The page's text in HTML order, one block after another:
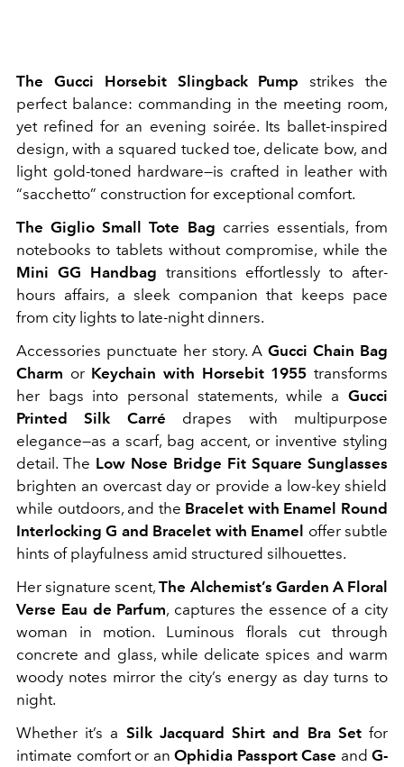
The Gucci Horsebit Slingback Pump strikes the
perfect balance: commanding in the meeting room,
yet refined for an evening soirée. Its ballet-inspired
design, with a squared tucked toe, delicate bow, and
light gold-toned hardware—is crafted in leather with
“sacchetto” construction for exceptional comfort.
The Giglio Small Tote Bag carries essentials, from
notebooks to tablets without compromise, while the
Mini GG Handbag transitions effortlessly to after-
hours affairs, a sleek companion that keeps pace
from city lights to late-night dinners.
Accessories punctuate her story. AGucci Chain Bag
Charm or Keychain with Horsebit 1955 transforms
her bags into personal statements, while a Gucci
Printed Silk Carré drapes with multipurpose
elegance—as a scarf, bag accent, or inventive styling
detail. The Low Nose Bridge Fit Square Sunglasses
brighten an overcast day or provide a low-key shield
while outdoors, and the Bracelet with Enamel Round
Interlocking G and Bracelet with Enamel offer subtle
hints of playfulness amid structured silhouettes.
Her signature scent,The Alchemist’s Garden A Floral
Verse Eau de Parfum, captures the essence of a city
woman in motion. Luminous florals cut through
concrete and glass, while delicate spices and warm
woody notes mirror the city’s energy as day turns to
night.
Whether it’s a Silk Jacquard Shirt and Bra Setfor
intimate comfort or an Ophidia Passport Case and G-